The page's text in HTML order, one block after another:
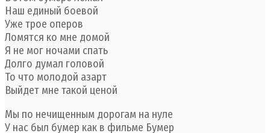
Наш единый боевой
Уже трое оперов
Ломятся ко мне домой
Я не мог ночами спать
Долго думал головой
То что молодой азарт
Выйдет мне такой ценой
Мы по нечищенным дорогам на нуле
У нас был бумер как в фильме Бумер